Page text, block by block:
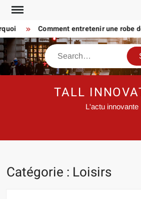
Skip
content Comment entretenir une robe de
Search
TALL
L'actu innovante
Catégorie : Loisirs